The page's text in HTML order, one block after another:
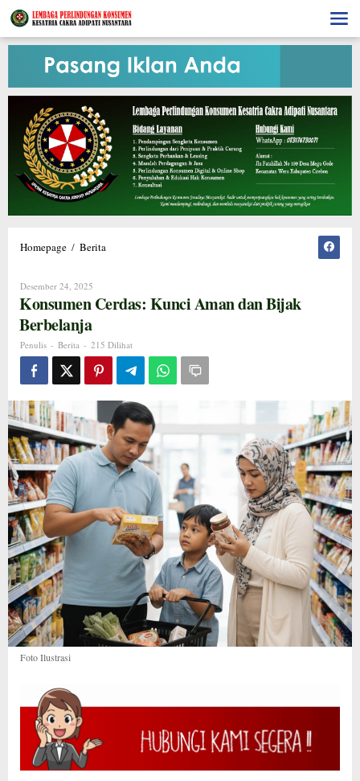
Lewati
konten
Homepage / Berita
dan
Desember 24, 2025
Penulis
Konsumen Cerdas: Kunci Aman dan Bijak
Berbelanja
Penulis - Berita - 215 Dilihat
Foto Ilustrasi